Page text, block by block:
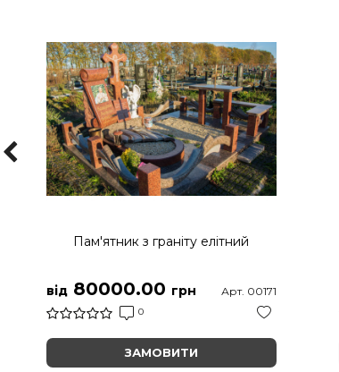
Пам'ятник з граніту елітний
від 80000.00 грн
0
Арт. 00171
ЗАМОВИТИ